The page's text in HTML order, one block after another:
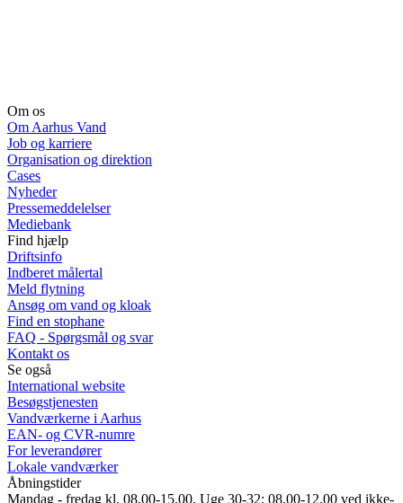
Om os
Om Aarhus Vand
Job og karriere
Organisation og direktion
Cases
Nyheder
Pressemeddelelser
Mediebank
Find hjælp
Driftsinfo
Indberet målertal
Meld flytning
Ansøg om vand og kloak
Find en stophane
FAQ - Spørgsmål og svar
Kontakt os
Se også
International website
Besøgstjenesten
Vandværkerne i Aarhus
EAN- og CVR-numre
For leverandører
Lokale vandværker
Åbningstider
Mandag - fredag kl. 08.00-15.00. Uge 30-32: 08.00-12.00 ved ikke-